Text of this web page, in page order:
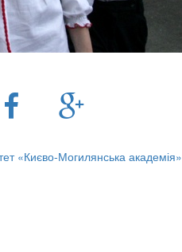
«Києво-Могилянська академія»